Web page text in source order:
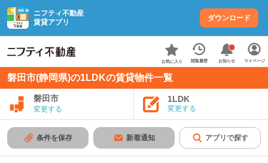
ニフティ不動産
賃貸アプリ
ダウンロード
お気に入り 閲覧履歴 お知らせ マイページ
磐田市(静岡県)の1LDKの賃貸物件一覧
磐田市
変更する
1LDK
変更する
条件を保存 新着通知 アプリで探す